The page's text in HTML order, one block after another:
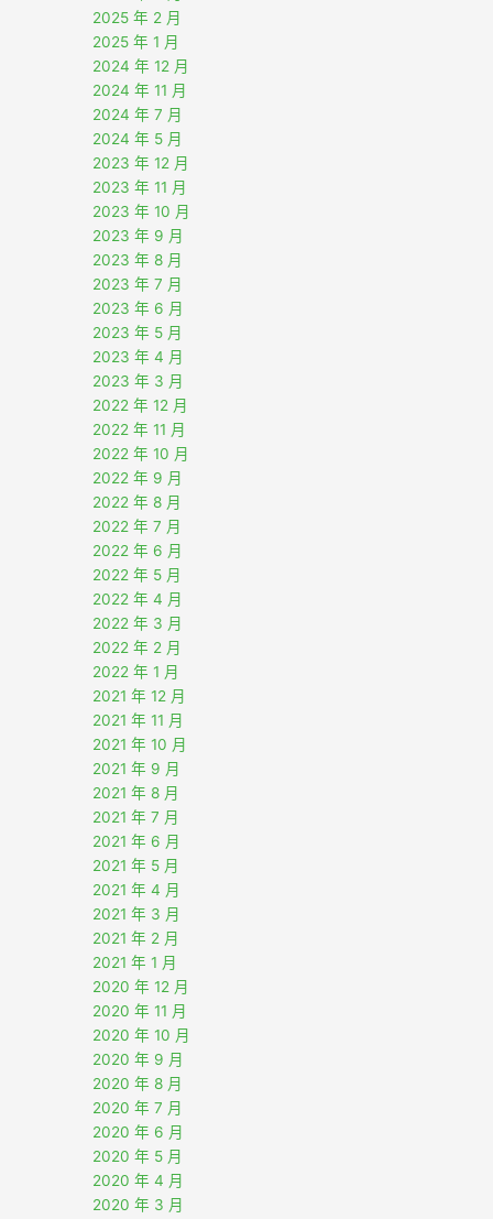
2025 年 2 月
2025 年 1 月
2024 年 12 月
2024 年 11 月
2024 年 7 月
2024 年 5 月
2023 年 12 月
2023 年 11 月
2023 年 10 月
2023 年 9 月
2023 年 8 月
2023 年 7 月
2023 年 6 月
2023 年 5 月
2023 年 4 月
2023 年 3 月
2022 年 12 月
2022 年 11 月
2022 年 10 月
2022 年 9 月
2022 年 8 月
2022 年 7 月
2022 年 6 月
2022 年 5 月
2022 年 4 月
2022 年 3 月
2022 年 2 月
2022 年 1 月
2021 年 12 月
2021 年 11 月
2021 年 10 月
2021 年 9 月
2021 年 8 月
2021 年 7 月
2021 年 6 月
2021 年 5 月
2021 年 4 月
2021 年 3 月
2021 年 2 月
2021 年 1 月
2020 年 12 月
2020 年 11 月
2020 年 10 月
2020 年 9 月
2020 年 8 月
2020 年 7 月
2020 年 6 月
2020 年 5 月
2020 年 4 月
2020 年 3 月